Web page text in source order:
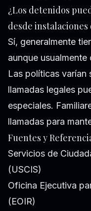
¿Los detenidos
desde instalaciones
Sí, generalmente
aunque
Las políticas varían
llamadas legales
especiales.
llamadas para
Fuentes y
Servicios de
(USCIS)
Oficina Ejecutiva
(EOIR)